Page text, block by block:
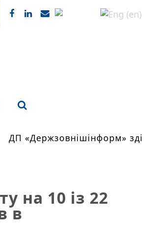
ДП «Держзовнішінформ»
на 10 із 22
в